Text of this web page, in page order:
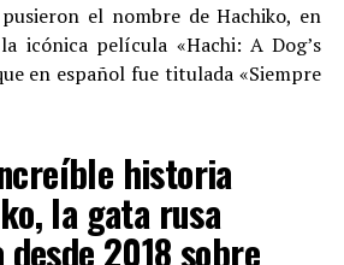
el nombre de Hachiko, en
icónica película «Hachi: A Dog’s
en español fue titulada «Siempre
historia
la gata rusa
2018 sobre